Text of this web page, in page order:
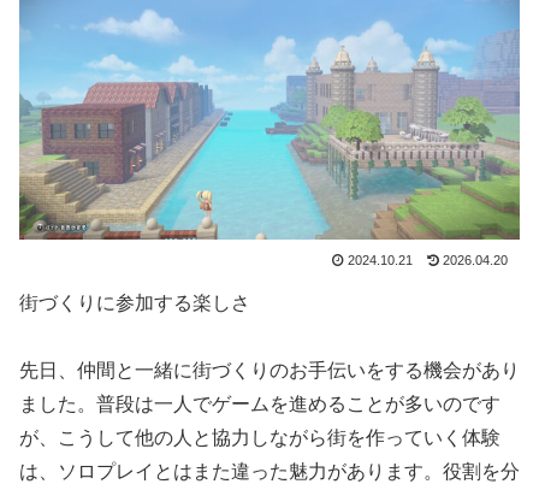
2024.10.21 2026.04.20
街づくりに参加する楽しさ
先日、仲間と一緒に街づくりのお手伝いをする機会があり
ました。普段は一人でゲームを進めることが多いのです
が、こうして他の人と協力しながら街を作っていく体験
は、ソロプレイとはまた違った魅力があります。役割を分